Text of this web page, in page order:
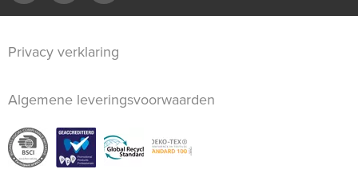
Privacy verklaring
Algemene leveringsvoorwaarden